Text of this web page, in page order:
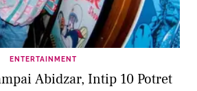
ENTERTAINMENT
Abidzar, Intip 10 Potret